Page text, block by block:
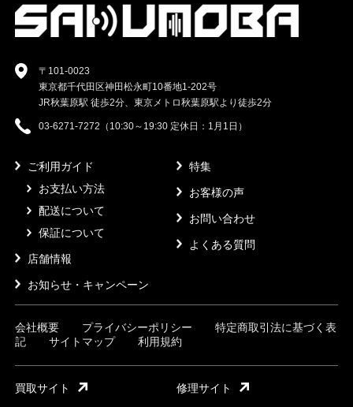
〒101-0023
東京都千代田区神田松永町10番地1-202号
JR秋葉原駅 徒歩2分、東京メトロ秋葉原駅より徒歩2分
03-6271-7272（10:30～19:30 定休日：1月1日）
ご利用ガイド
お支払い方法
配送について
保証について
店舗情報
お知らせ・キャンペーン
特集
お客様の声
お問い合わせ
よくある質問
会社概要 プライバシーポリシー
特定商取引法に基づく表
記
サイトマップ 利用規約
買取サイト 修理サイト